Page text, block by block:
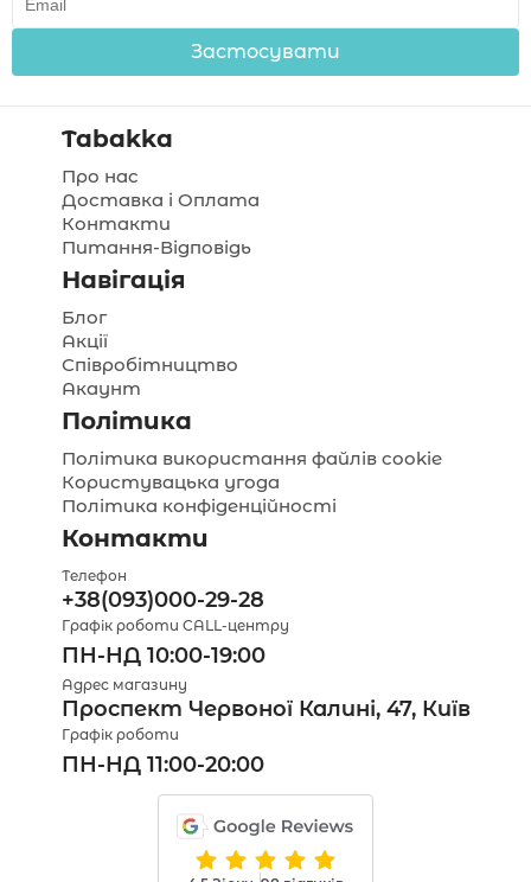
Застосувати
Tabakka
Про нас
Доставка і Оплата
Контакти
Питання-Відповідь
Навігація
Блог
Акції
Співробітництво
Акаунт
Політика
Політика використання файлів cookie
Користувацька угода
Політика конфіденційності
Контакти
Телефон
+38(093)000-29-28
Графік роботи CALL-центру
ПН-НД 10:00-19:00
Адрес магазину
Проспект Червоної Калині, 47, Київ
Графік роботи
ПН-НД 11:00-20:00